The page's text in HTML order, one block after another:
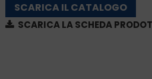
SCARICA IL CATALOGO
SCARICA LA SCHEDA